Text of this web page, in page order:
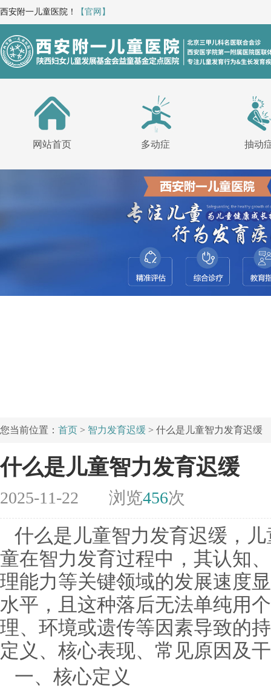
西安附一儿童医院！ 【官网】
网站首页 多动症 抽动
您当前位置： 首页 > 智力发育迟缓 > 什么是儿童智力发育迟缓
什么是儿童智力发育迟缓
2025-11-22 浏览456次
什么是儿童智力发育迟缓，
童在智力发育过程中，其认知
理能力等关键领域的发展速度
水平，且这种落后无法单纯用
理、环境或遗传等因素导致的
定义、核心表现、常见原因及
一、核心定义